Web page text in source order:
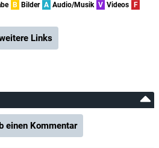
B Bilder A Audio/Musik V Videos
F
Links
einen Kommentar